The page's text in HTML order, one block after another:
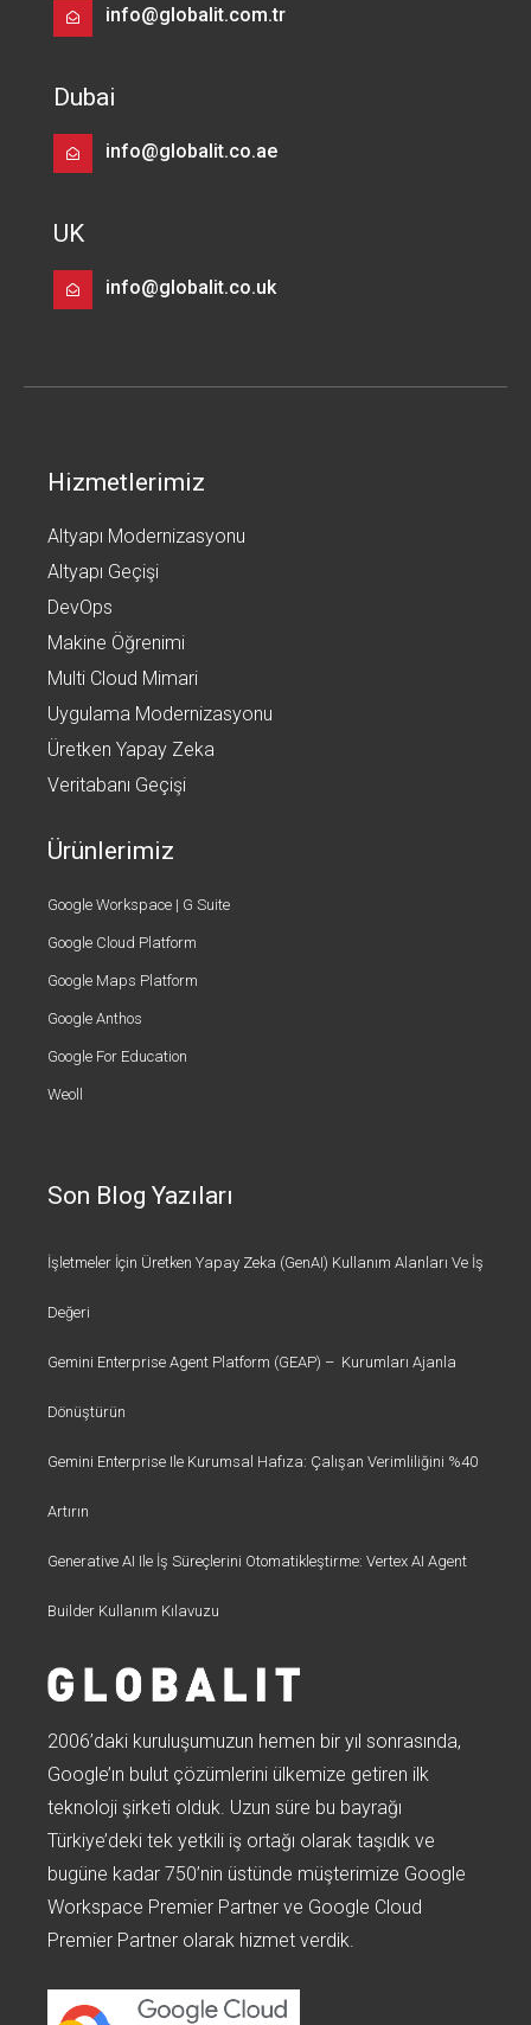
info@globalit.com.tr
Dubai
info@globalit.co.ae
UK
info@globalit.co.uk
Hizmetlerimiz
Altyapı Modernizasyonu
Altyapı Geçişi
DevOps
Makine Öğrenimi
Multi Cloud Mimari
Uygulama Modernizasyonu
Üretken Yapay Zeka
Veritabanı Geçişi
Ürünlerimiz
Google Workspace | G Suite
Google Cloud Platform
Google Maps Platform
Google Anthos
Google For Education
Weoll
Son Blog Yazıları
İşletmeler İçin Üretken Yapay Zeka (GenAI) Kullanım Alanları Ve İş
Değeri
Gemini Enterprise Agent Platform (GEAP) – Kurumları Ajanla
Dönüştürün
Gemini Enterprise Ile Kurumsal Hafıza: Çalışan Verimliliğini %40
Artırın
Generative AI Ile İş Süreçlerini Otomatikleştirme: Vertex AI Agent
Builder Kullanım Kılavuzu
2006’daki kuruluşumuzun hemen bir yıl sonrasında,
Google’ın bulut çözümlerini ülkemize getiren ilk
teknoloji şirketi olduk. Uzun süre bu bayrağı
Türkiye’deki tek yetkili iş ortağı olarak taşıdık ve
bugüne kadar 750’nin üstünde müşterimize Google
Workspace Premier Partner ve Google Cloud
Premier Partner olarak hizmet verdik.